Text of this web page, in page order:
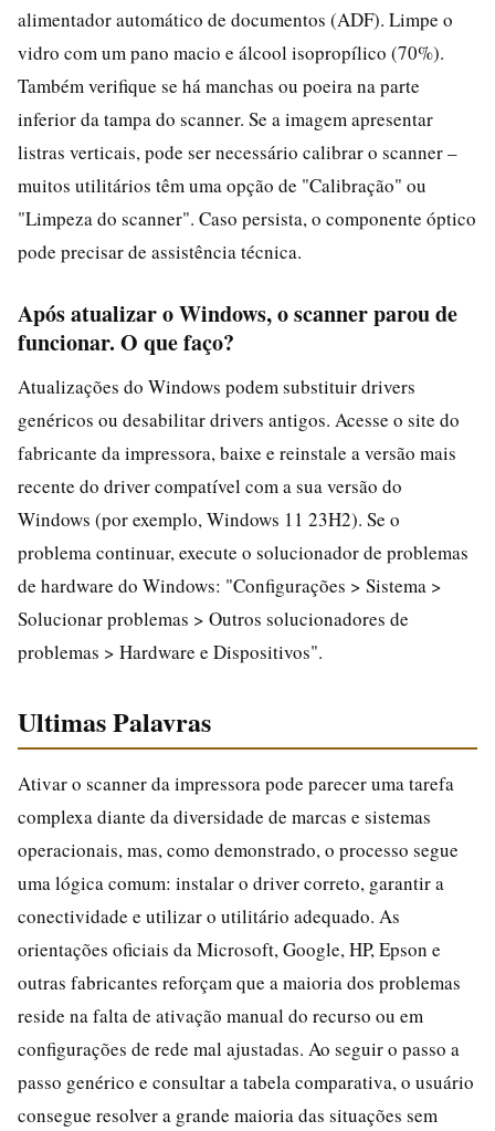
alimentador automático de documentos (ADF). Limpe o
vidro com um pano macio e álcool isopropílico (70%).
Também verifique se há manchas ou poeira na parte
inferior da tampa do scanner. Se a imagem apresentar
listras verticais, pode ser necessário calibrar o scanner –
muitos utilitários têm uma opção de "Calibração" ou
"Limpeza do scanner". Caso persista, o componente óptico
pode precisar de assistência técnica.
Após atualizar o Windows, o scanner parou de
funcionar. O que faço?
Atualizações do Windows podem substituir drivers
genéricos ou desabilitar drivers antigos. Acesse o site do
fabricante da impressora, baixe e reinstale a versão mais
recente do driver compatível com a sua versão do
Windows (por exemplo, Windows 11 23H2). Se o
problema continuar, execute o solucionador de problemas
de hardware do Windows: "Configurações > Sistema >
Solucionar problemas > Outros solucionadores de
problemas > Hardware e Dispositivos".
Ultimas Palavras
Ativar o scanner da impressora pode parecer uma tarefa
complexa diante da diversidade de marcas e sistemas
operacionais, mas, como demonstrado, o processo segue
uma lógica comum: instalar o driver correto, garantir a
conectividade e utilizar o utilitário adequado. As
orientações oficiais da Microsoft, Google, HP, Epson e
outras fabricantes reforçam que a maioria dos problemas
reside na falta de ativação manual do recurso ou em
configurações de rede mal ajustadas. Ao seguir o passo a
passo genérico e consultar a tabela comparativa, o usuário
consegue resolver a grande maioria das situações sem